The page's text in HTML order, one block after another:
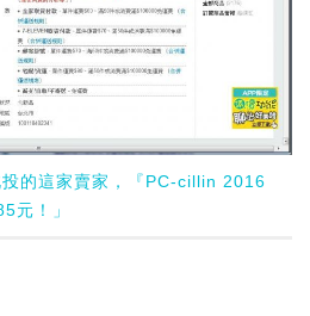
的這家賣家，『PC-cillin 2016
元！」